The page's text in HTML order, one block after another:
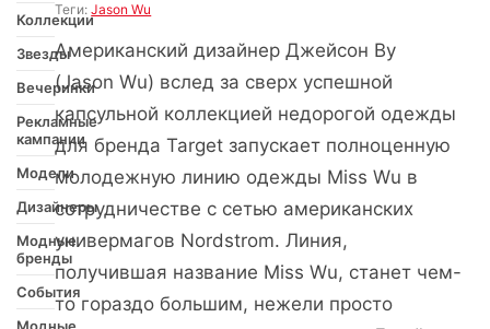
Коллекции
Звезды
Вечеринки
Рекламные
кампании
Модели
Дизайнеры
Модные
бренды
События
Теги:Jason Wu
Американский дизайнер Джейсон Ву
(Jason Wu) вслед за сверх успешной
капсульной коллекцией недорогой одежды
для бренда Target запускает полноценную
молодежную линию одежды Miss Wu в
сотрудничестве с сетью американских
универмагов Nordstrom. Линия,
получившая название Miss Wu, станет чем-
то гораздо большим, нежели просто